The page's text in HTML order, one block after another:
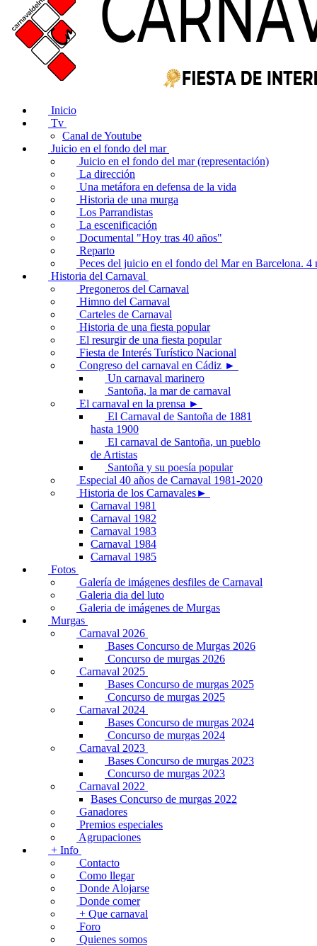
Inicio
Tv
Canal de Youtube
Juicio en el fondo del mar
Juicio en el fondo del mar (representación)
La dirección
Una metáfora en defensa de la vida
Historia de una murga
Los Parrandistas
La escenificación
Documental "Hoy tras 40 años"
Reparto
Peces del juicio en el fondo del Mar en Barcelona. 4
Historia del Carnaval
Pregoneros del Carnaval
Himno del Carnaval
Carteles de Carnaval
Historia de una fiesta popular
El resurgir de una fiesta popular
Fiesta de Interés Turístico Nacional
Congreso del carnaval en Cádiz ►
Un carnaval marinero
Santoña, la mar de carnaval
El carnaval en la prensa ►
El Carnaval de Santoña de 1881
hasta 1900
El carnaval de Santoña, un pueblo
de Artistas
Santoña y su poesía popular
Especial 40 años de Carnaval 1981-2020
Historia de los Carnavales►
Carnaval 1981
Carnaval 1982
Carnaval 1983
Carnaval 1984
Carnaval 1985
Fotos
Galería de imágenes desfiles de Carnaval
Galeria dia del luto
Galeria de imágenes de Murgas
Murgas
Carnaval 2026
Bases Concurso de Murgas 2026
Concurso de murgas 2026
Carnaval 2025
Bases Concurso de murgas 2025
Concurso de murgas 2025
Carnaval 2024
Bases Concurso de murgas 2024
Concurso de murgas 2024
Carnaval 2023
Bases Concurso de murgas 2023
Concurso de murgas 2023
Carnaval 2022
Bases Concurso de murgas 2022
Ganadores
Premios especiales
Agrupaciones
+ Info
Contacto
Como llegar
Donde Alojarse
Donde comer
+ Que carnaval
Foro
Quienes somos